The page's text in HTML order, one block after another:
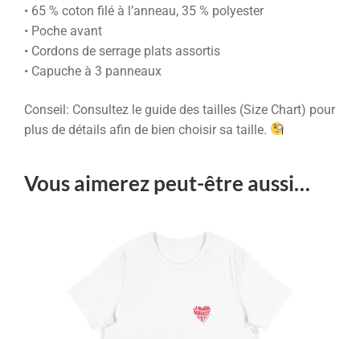
• 65 % coton filé à l’anneau, 35 % polyester
• Poche avant
• Cordons de serrage plats assortis
• Capuche à 3 panneaux
Conseil: Consultez le guide des tailles (Size Chart) pour
plus de détails afin de bien choisir sa taille.
Vous aimerez peut-être aussi…